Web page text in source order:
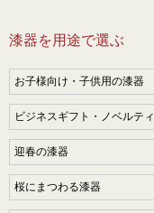
漆器を用途で選ぶ
お子様向け・子供用の漆器
ビジネスギフト・ノベルティ
迎春の漆器
桜にまつわる漆器